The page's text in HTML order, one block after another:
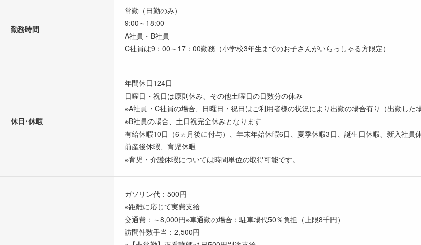
勤務時間
常勤（日勤のみ）
9:00～18:00
A社員・B社員
C社員は9：00～17：00勤務（小学校3年生までのお子さんがいらっしゃる方限定）
休日･休暇
年間休日124日
日曜日・祝日は原則休み、その他土曜日の日数分の休み
※A社員・C社員の場合、日曜日・祝日はご利用者様の状況により出勤の場合有り（出勤した
※B社員の場合、土日祝完全休みとなります
有給休暇10日（6ヵ月後に付与）、年末年始休暇6日、夏季休暇3日、誕生日休暇、新入社
前産後休暇、育児休暇
※育児・介護休暇については時間単位の取得可能です。
ガソリン代：500円
※距離に応じて実費支給
交通費：～8,000円※車通勤の場合：駐車場代50％負担（上限8千円）
訪問件数手当：2,500円